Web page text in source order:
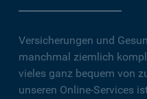
Versicherungen und
manchmal ziemlich
vieles ganz bequem von
unseren Online-Services